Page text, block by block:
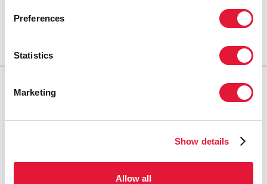
Preferences
Statistics
Marketing
Show details
Allow all
RELATED